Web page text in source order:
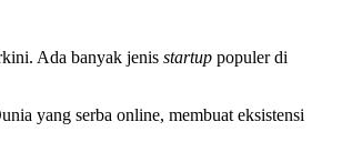
Ada banyak jenis startup populer di
yang serba online, membuat eksistensi